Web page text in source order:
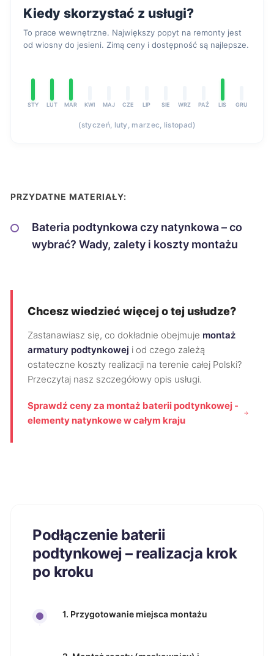
Kiedy skorzystać z usługi?
To prace wewnętrzne. Największy popyt na remonty jest
od wiosny do jesieni. Zimą ceny i dostępność są najlepsze.
STY LUT MAR KWI MAJ CZE LIP SIE WRZ PAŹ LIS GRU
(styczeń, luty, marzec, listopad)
PRZYDATNE MATERIAŁY:
Bateria podtynkowa czy natynkowa – co
wybrać? Wady, zalety i koszty montażu
Chcesz wiedzieć więcej o tej usłudze?
Zastanawiasz się, co dokładnie obejmuje montaż
armatury podtynkowej i od czego zależą
ostateczne koszty realizacji na terenie całej Polski?
Przeczytaj nasz szczegółowy opis usługi.
Sprawdź ceny za montaż baterii podtynkowej -
elementy natynkowe w całym kraju
Podłączenie baterii
podtynkowej – realizacja krok
po kroku
1. Przygotowanie miejsca montażu